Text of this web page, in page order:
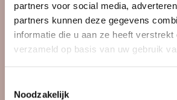
partners voor social media,
partners kunnen deze gegevens
informatie die u aan ze heeft verstrekt
verzameld op basis van uw gebruik
Noodzakelijk